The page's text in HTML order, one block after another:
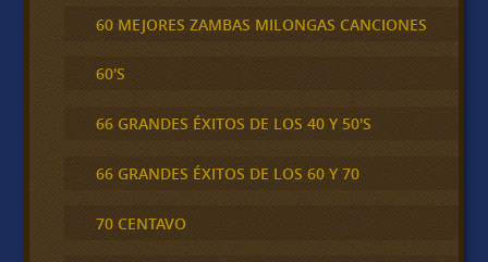
60 MEJORES ZAMBAS MILONGAS CANCIONES
60'S
66 GRANDES ÉXITOS DE LOS 40 Y 50'S
66 GRANDES ÉXITOS DE LOS 60 Y 70
70 CENTAVO